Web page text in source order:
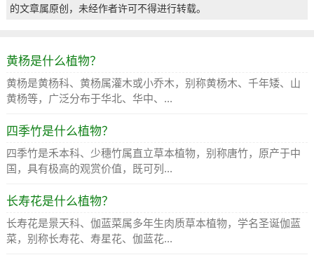
的文章属原创，未经作者许可不得进行转载。
黄杨是什么植物？
黄杨是黄杨科、黄杨属灌木或小乔木，别称黄杨木、千年矮、山
黄杨等，广泛分布于华北、华中、...
四季竹是什么植物？
四季竹是禾本科、少穗竹属直立草本植物，别称唐竹，原产于中
国，具有极高的观赏价值，既可列...
长寿花是什么植物？
长寿花是景天科、伽蓝菜属多年生肉质草本植物，学名圣诞伽蓝
菜，别称长寿花、寿星花、伽蓝花...